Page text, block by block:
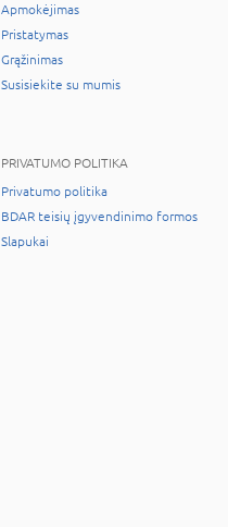
Apmokėjimas
Pristatymas
Grąžinimas
Susisiekite su mumis
PRIVATUMO POLITIKA
Privatumo politika
BDAR teisių įgyvendinimo formos
Slapukai